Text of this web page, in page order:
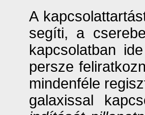
A
segíti, a
kapcsolatban
persze
mindenféle
galaxissal